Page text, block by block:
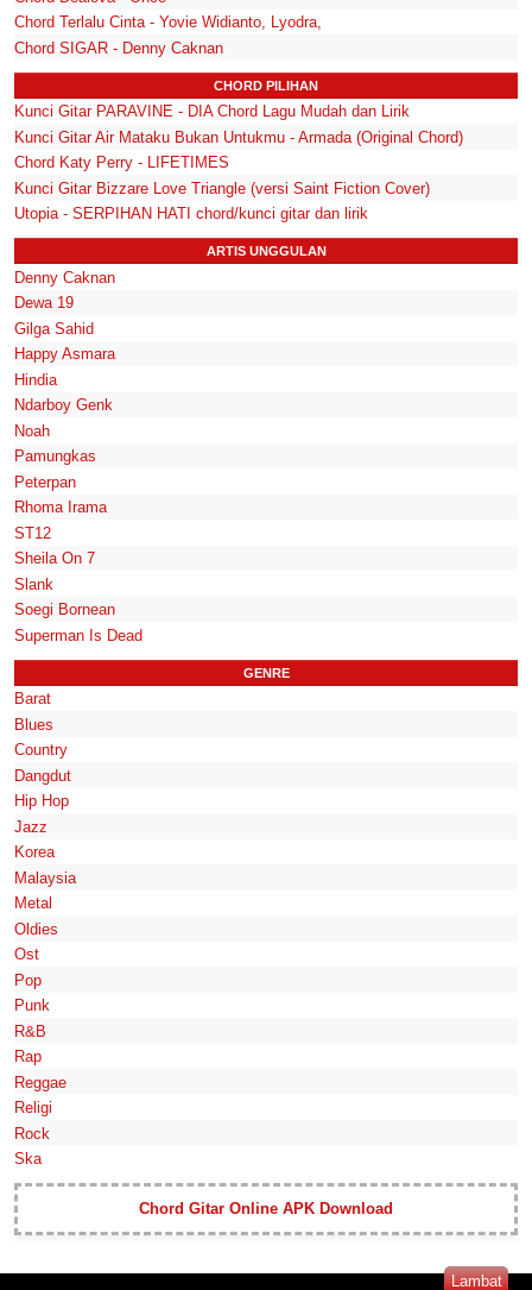
Lambat
Chord Terlalu Cinta - Yovie Widianto, Lyodra,
Chord SIGAR - Denny Caknan
CHORD PILIHAN
Kunci Gitar PARAVINE - DIA Chord Lagu Mudah dan Lirik
Kunci Gitar Air Mataku Bukan Untukmu - Armada (Original Chord)
Chord Katy Perry - LIFETIMES
Kunci Gitar Bizzare Love Triangle (versi Saint Fiction Cover)
Utopia - SERPIHAN HATI chord/kunci gitar dan lirik
ARTIS UNGGULAN
Denny Caknan
Dewa 19
Gilga Sahid
Happy Asmara
Hindia
Ndarboy Genk
Noah
Pamungkas
Peterpan
Rhoma Irama
ST12
Sheila On 7
Slank
Soegi Bornean
Superman Is Dead
GENRE
Barat
Blues
Country
Dangdut
Hip Hop
Jazz
Korea
Malaysia
Metal
Oldies
Ost
Pop
Punk
R&B
Rap
Reggae
Religi
Rock
Ska
Chord Gitar Online APK Download